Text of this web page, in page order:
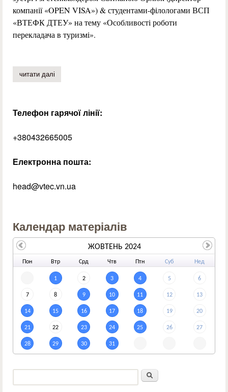
компанії «OPEN VISA») & студентами-філологами ВСП
«ВТЕФК ДТЕУ» на тему «Особливості роботи
перекладача в туризмі».
читати далі
Телефон гарячої лінії:
+380432665005
Електронна пошта:
head@vtec.vn.ua
Календар матеріалів
Пон Втр Срд Чтв Птн Суб Нед
1 2 3 4 5 6
7 8 9 10 11 12 13
14 15 16 17 18 19 20
21 22 23 24 25 26 27
28 29 30 31
ЖОВТЕНЬ 2024
Пошукова форма